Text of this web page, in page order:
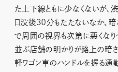
た上下線ともに少なくないが、
日没後30分もたたないなか、
で周囲の視界も次第に悪くな
並ぶ店舗の明かりが路上の暗さ
軽ワゴン車のハンドルを握る